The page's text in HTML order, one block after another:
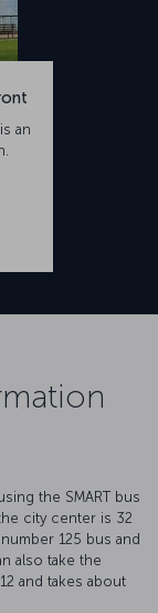
an
the SMART bus
city center is 32
125 bus and
also take the
and takes about